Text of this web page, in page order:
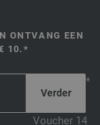
ONTVANG EEN
10.*
*
Voucher 14